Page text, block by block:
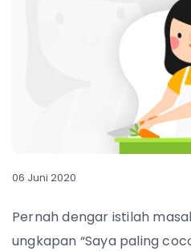
06 Juni 2020
Pernah dengar istilah
ungkapan “Saya paling